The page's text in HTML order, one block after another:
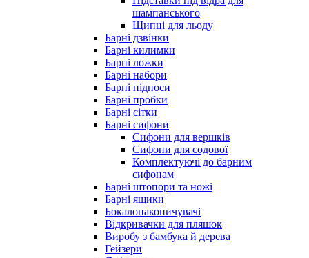
шампанського
Щипці для льоду
Барні дзвінки
Барні килимки
Барні ложки
Барні набори
Барні підноси
Барні пробки
Барні сітки
Барні сифони
Сифони для вершків
Сифони для содової
Комплектуючі до барним
сифонам
Барні штопори та ножі
Барні ящики
Бокалонакопичувачі
Відкривачки для пляшок
Виробу з бамбука й дерева
Гейзери